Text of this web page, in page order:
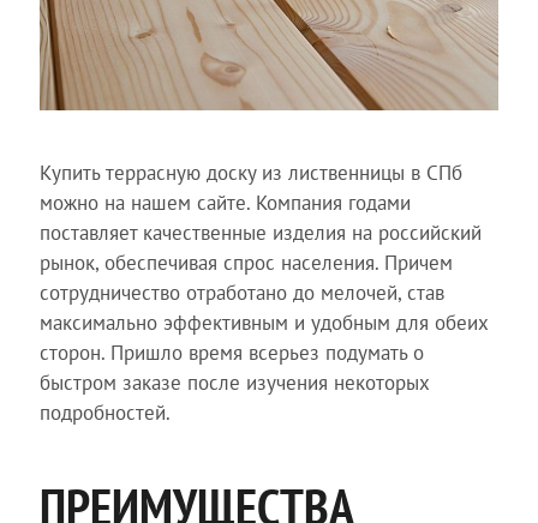
Купить террасную доску из лиственницы в СПб
можно на нашем сайте. Компания годами
поставляет качественные изделия на российский
рынок, обеспечивая спрос населения. Причем
сотрудничество отработано до мелочей, став
максимально эффективным и удобным для обеих
сторон. Пришло время всерьез подумать о
быстром заказе после изучения некоторых
подробностей.
ПРЕИМУЩЕСТВА